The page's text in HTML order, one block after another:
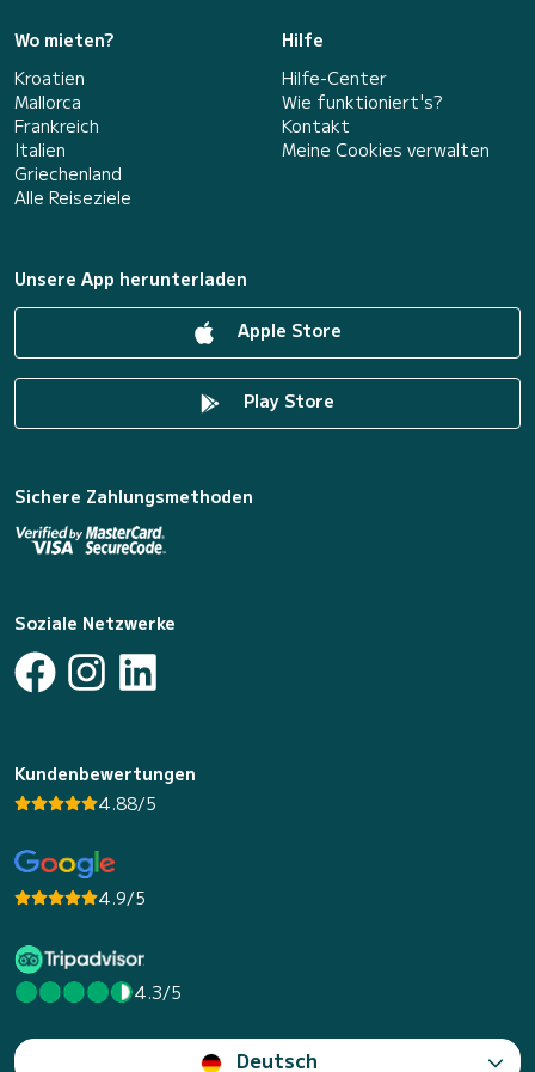
Wo mieten?
Kroatien
Mallorca
Frankreich
Italien
Griechenland
Alle Reiseziele
Hilfe
Hilfe-Center
Wie funktioniert's?
Kontakt
Meine Cookies verwalten
Unsere App herunterladen
Apple Store
Play Store
Sichere Zahlungsmethoden
Soziale Netzwerke
Kundenbewertungen
4.88/5
4.9/5
4.3/5
Deutsch